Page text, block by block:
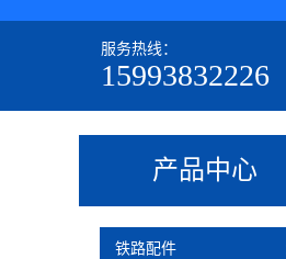
服务热线：
15993832226
产品中心
铁路配件